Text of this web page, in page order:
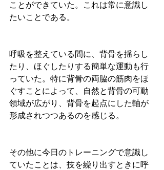
ことができていた。これは常に意識し
たいことである。
呼吸を整えている間に、背骨を揺らし
たり、ほぐしたりする簡単な運動も行
っていた。特に背骨の両脇の筋肉をほ
ぐすことによって、自然と背骨の可動
領域が広がり、背骨を起点にした軸が
形成されつつあるのを感じる。
その他に今日のトレーニングで意識し
ていたことは、技を繰り出すときに呼